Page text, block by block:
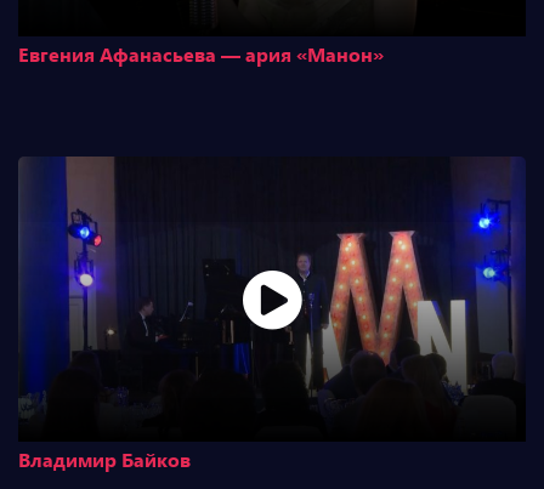
Евгения Афанасьева — ария «Манон»
Владимир Байков